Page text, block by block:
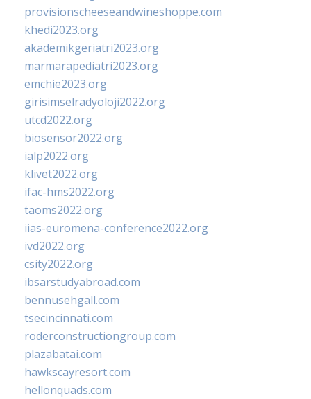
provisionscheeseandwineshoppe.com
khedi2023.org
akademikgeriatri2023.org
marmarapediatri2023.org
emchie2023.org
girisimselradyoloji2022.org
utcd2022.org
biosensor2022.org
ialp2022.org
klivet2022.org
ifac-hms2022.org
taoms2022.org
iias-euromena-conference2022.org
ivd2022.org
csity2022.org
ibsarstudyabroad.com
bennusehgall.com
tsecincinnati.com
roderconstructiongroup.com
plazabatai.com
hawkscayresort.com
hellonquads.com